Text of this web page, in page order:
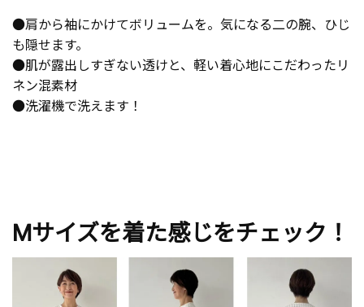
●肩から袖にかけてボリュームを。気になる二の腕、ひじ
も隠せます。
●肌が露出しすぎない透けと、軽い着心地にこだわったリ
ネン混素材
●洗濯機で洗えます！
Mサイズを着た感じをチェック！